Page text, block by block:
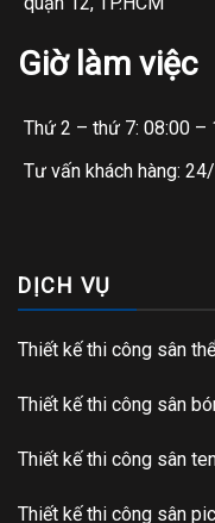
Giờ làm việc
Thứ 2 – thứ 7: 08:00 –
Tư vấn khách hàng:
DỊCH VỤ
Thiết kế thi công sân
Thiết kế thi công sân
Thiết kế thi công sân
Thiết kế thi công sân